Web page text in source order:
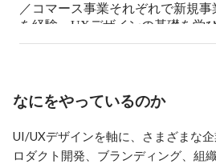
／コマース事業それぞれで新規
を経験。UXデザインの基礎を学
業のグループ会社でUXデザイナ
グッドパッチでは、UXデザイナ
ワークに従事。インサイトリサー
なにをやっているのか
UI/UXデザインを軸に、さまざまな
ロダクト開発、ブランディング、組